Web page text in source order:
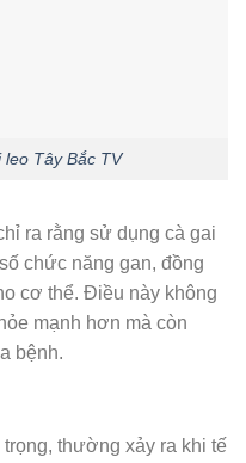
leo Tây Bắc TV
ra rằng sử dụng cà gai
chức năng gan, đồng
cơ thể. Điều này không
mạnh hơn mà còn
bệnh.
thường xảy ra khi tế